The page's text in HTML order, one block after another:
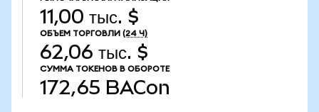
11,00 тыс. $
ОБЪЕМ ТОРГОВЛИ (24 Ч)
62,06 тыс. $
СУММА ТОКЕНОВ В ОБОРОТЕ
172,65 BACon